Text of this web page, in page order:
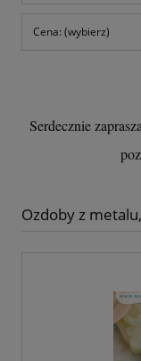
Cena: (wybierz)
Serdecznie
Ozdoby z